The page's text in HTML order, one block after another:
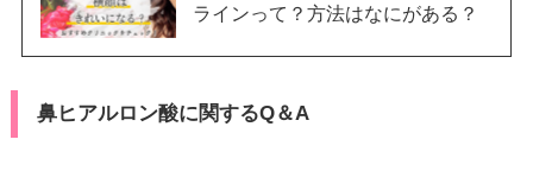
ラインって？方法はなにがある？
鼻ヒアルロン酸に関するQ＆A